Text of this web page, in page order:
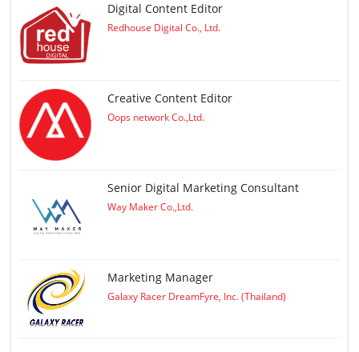
Digital Content Editor
Redhouse Digital Co., Ltd.
Creative Content Editor
Oops network Co.,Ltd.
Senior Digital Marketing Consultant
Way Maker Co.,Ltd.
Marketing Manager
Galaxy Racer DreamFyre, Inc. (Thailand)